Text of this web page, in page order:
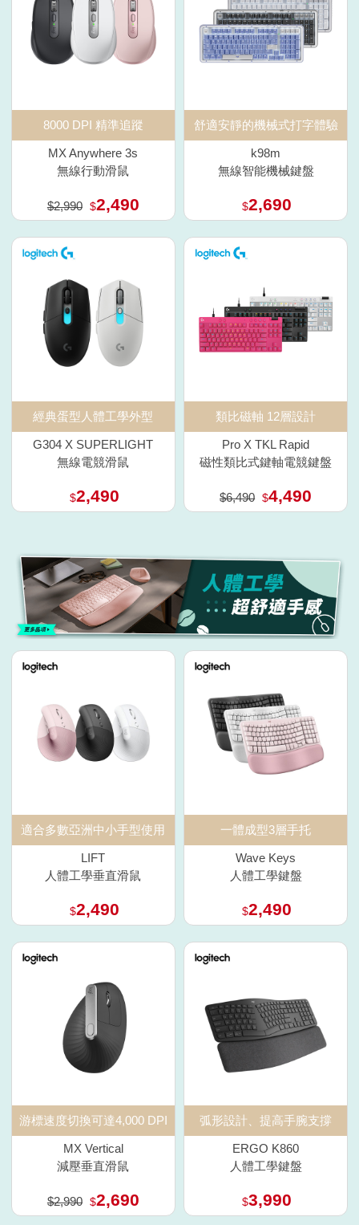
8000 DPI 精準追蹤
MX Anywhere 3s
無線行動滑鼠
$2,990 $2,490
舒適安靜的機械式打字體驗
k98m
無線智能機械鍵盤
$2,690
經典蛋型人體工學外型
G304 X SUPERLIGHT
無線電競滑鼠
$2,490
類比磁軸 12層設計
Pro X TKL Rapid
磁性類比式鍵軸電競鍵盤
$6,490 $4,490
適合多數亞洲中小手型使用
LIFT
人體工學垂直滑鼠
$2,490
一體成型3層手托
Wave Keys
人體工學鍵盤
$2,490
游標速度切換可達4,000 DPI
MX Vertical
減壓垂直滑鼠
$2,990 $2,690
弧形設計、提高手腕支撐
ERGO K860
人體工學鍵盤
$3,990